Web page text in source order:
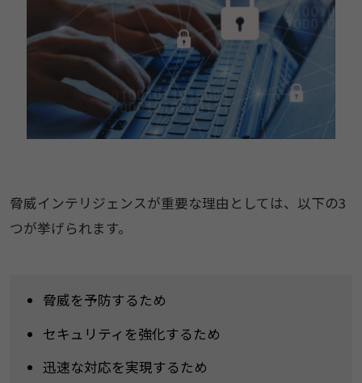
脅威インテリジェンスが重要な理由としては、以下の3
つが挙げられます。
脅威を予防するため
セキュリティを強化するため
迅速な対応を実現するため